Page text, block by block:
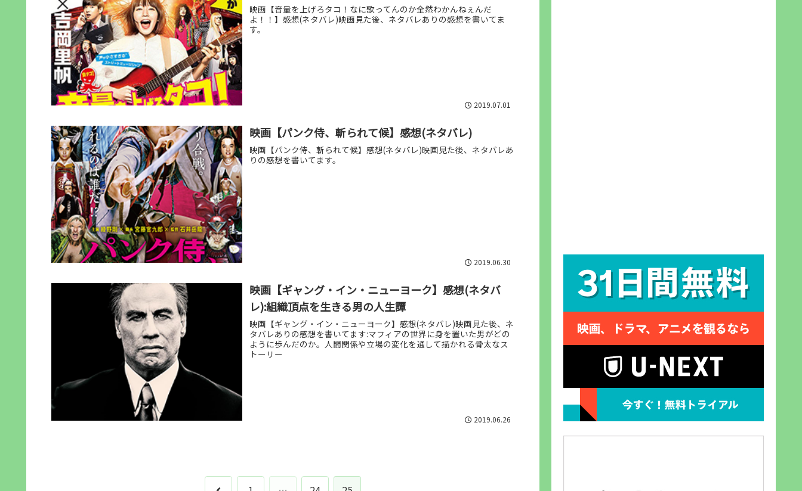
映画【音量を上げろタコ！なに歌ってんのか全然わかんねぇんだ
よ！！】感想(ネタバレ)映画見た後、ネタバレありの感想を書いてま
す。
2019.07.01
映画【パンク侍、斬られて候】感想(ネタバレ)
映画【パンク侍、斬られて候】感想(ネタバレ)映画見た後、ネタバレあ
りの感想を書いてます。
2019.06.30
映画【ギャング・イン・ニューヨーク】感想(ネタバ
レ):組織頂点を生きる男の人生譚
映画【ギャング・イン・ニューヨーク】感想(ネタバレ)映画見た後、ネ
タバレありの感想を書いてます:マフィアの世界に身を置いた男がどの
ように歩んだのか。人間関係や立場の変化を通して描かれる骨太なス
トーリー
2019.06.26